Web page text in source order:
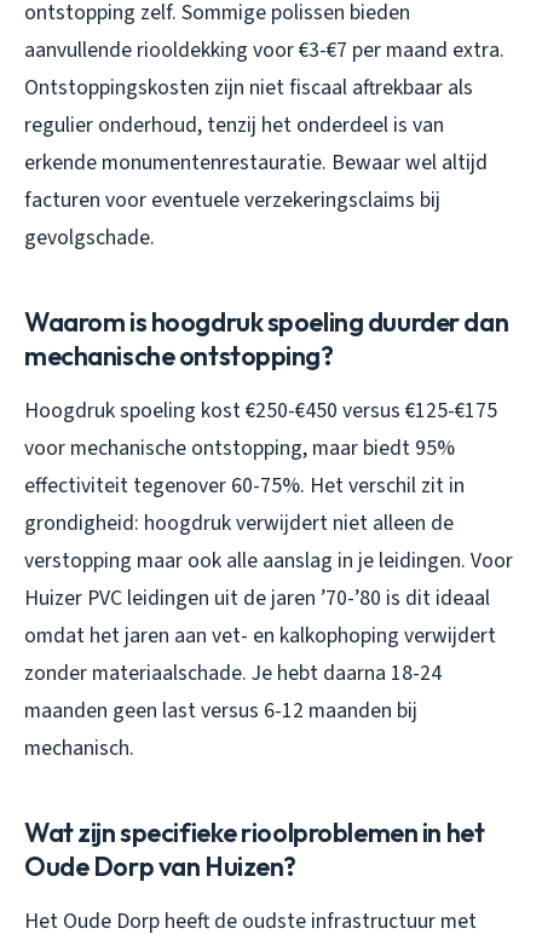
ontstopping zelf. Sommige polissen bieden
aanvullende riooldekking voor €3-€7 per maand extra.
Ontstoppingskosten zijn niet fiscaal aftrekbaar als
regulier onderhoud, tenzij het onderdeel is van
erkende monumentenrestauratie. Bewaar wel altijd
facturen voor eventuele verzekeringsclaims bij
gevolgschade.
Waarom is hoogdruk spoeling duurder dan
mechanische ontstopping?
Hoogdruk spoeling kost €250-€450 versus €125-€175
voor mechanische ontstopping, maar biedt 95%
effectiviteit tegenover 60-75%. Het verschil zit in
grondigheid: hoogdruk verwijdert niet alleen de
verstopping maar ook alle aanslag in je leidingen. Voor
Huizer PVC leidingen uit de jaren ’70-’80 is dit ideaal
omdat het jaren aan vet- en kalkophoping verwijdert
zonder materiaalschade. Je hebt daarna 18-24
maanden geen last versus 6-12 maanden bij
mechanisch.
Wat zijn specifieke rioolproblemen in het
Oude Dorp van Huizen?
Het Oude Dorp heeft de oudste infrastructuur met